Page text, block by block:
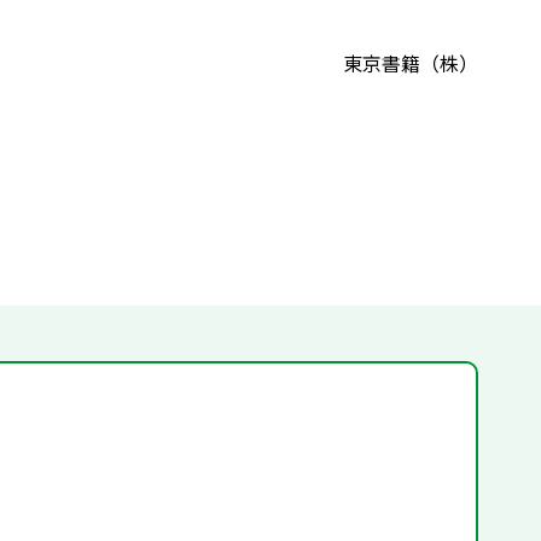
東京書籍（株）